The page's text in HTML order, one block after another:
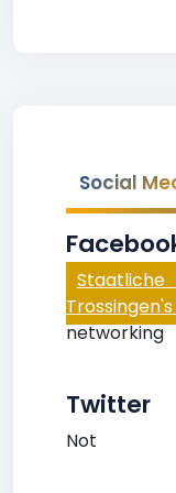
Social
networking
Twitter
Not